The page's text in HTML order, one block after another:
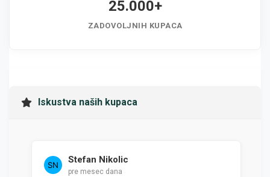
25.000+
ZADOVOLJNIH KUPACA
Iskustva naših kupaca
Stefan Nikolic
pre mesec dana